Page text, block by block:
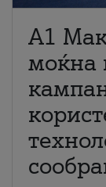
A1
моќна